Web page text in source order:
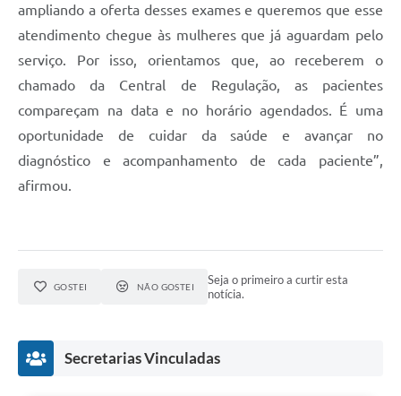
ampliando a oferta desses exames e queremos que esse
atendimento chegue às mulheres que já aguardam pelo
serviço. Por isso, orientamos que, ao receberem o
chamado da Central de Regulação, as pacientes
compareçam na data e no horário agendados. É uma
oportunidade de cuidar da saúde e avançar no
diagnóstico e acompanhamento de cada paciente”,
afirmou.
GOSTEI NÃO GOSTEI
Seja o primeiro a curtir esta
notícia.
Secretarias Vinculadas